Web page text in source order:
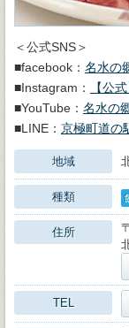
＜公式SNS＞
■facebook： 名水の
■Instagram：
【公
■YouTube： 名水の
■LINE： 京極町道
地域
種類
住所
TEL